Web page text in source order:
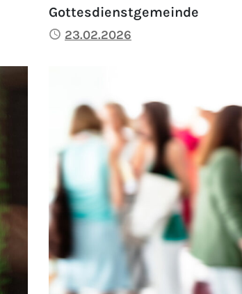
Gottesdienstgemeinde
Publiziert
23.02.2026